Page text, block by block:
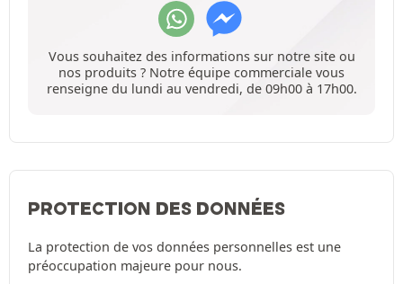
Vous souhaitez des informations sur notre site ou
nos produits ? Notre équipe commerciale vous
renseigne du lundi au vendredi, de 09h00 à 17h00.
PROTECTION DES DONNÉES
La protection de vos données personnelles est une
préoccupation majeure pour nous.